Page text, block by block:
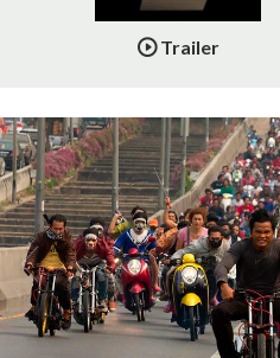
Trailer